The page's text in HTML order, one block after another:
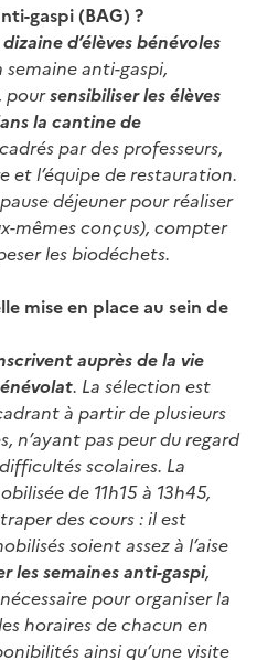
gaspi (BAG) ?
dizaine d’élèves bénévoles
anti-gaspi,
poursensibiliser les élèves
la cantine de
par des professeurs,
et l’équipe de restauration.
déjeuner pour réaliser
mêmes conçus), compter
les biodéchets.
mise en place au sein de
auprès de la vie
. La sélection est
à partir de plusieurs
n’ayant pas peur du regard
scolaires. La
de 11h15 à 13h45,
des cours : il est
soient assez à l’aise
les semaines anti-gaspi,
pour organiser la
horaires de chacun en
ainsi qu’une visite